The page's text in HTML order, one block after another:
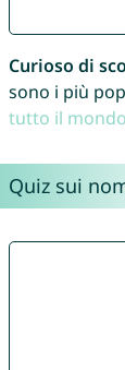
Curioso di
sono i più
tutto il mondo
Quiz sui